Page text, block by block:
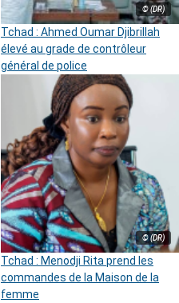
© (DR)
Tchad : Ahmed Oumar Djibrillah
élevé au grade de contrôleur
général de police
© (DR)
Tchad : Menodji Rita prend les
commandes de la Maison de la
femme